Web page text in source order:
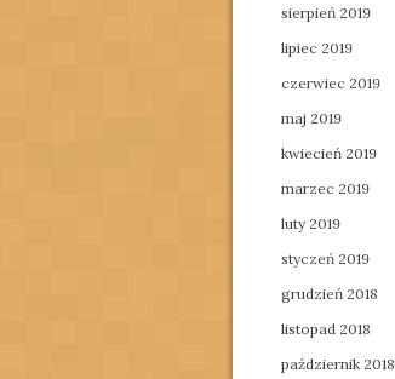
sierpień 2019
lipiec 2019
czerwiec 2019
maj 2019
kwiecień 2019
marzec 2019
luty 2019
styczeń 2019
grudzień 2018
listopad 2018
październik 2018